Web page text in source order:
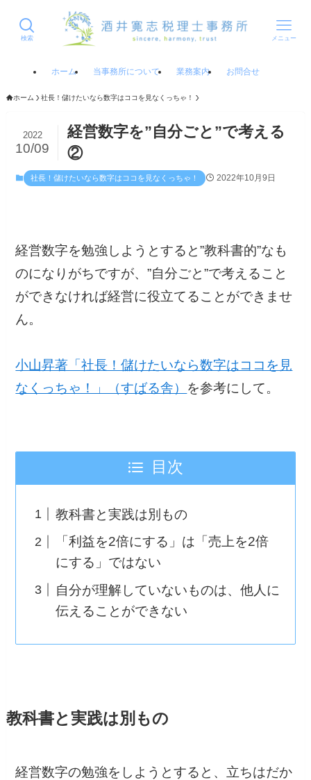
検索 メニュー
ホーム 当事務所について 業務案内 お問合せ
ホーム 社長！儲けたいなら数字はココを見なくっちゃ！
経営数字を”自分ごと”で考える
②
2022
10/09
社長！儲けたいなら数字はココを見なくっちゃ！ 2022年10月9日
経営数字を勉強しようとすると”教科書的”なも
のになりがちですが、”自分ごと”で考えること
ができなければ経営に役立てることができませ
ん。
小山昇著「社長！儲けたいなら数字はココを見
なくっちゃ！」（すばる舎） を参考にして。
目次
教科書と実践は別もの
「利益を2倍にする」は「売上を2倍
にする」ではない
自分が理解していないものは、他人に
伝えることができない
教科書と実践は別もの
経営数字の勉強をしようとすると、立ちはだか